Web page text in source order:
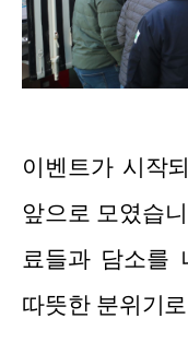
이벤트가 시작
앞으로 모였습
료들과 담소를
따뜻한 분위기